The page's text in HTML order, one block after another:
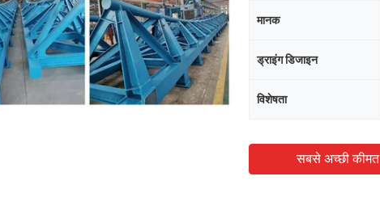
मानक
ड्राइंग डिजाइन
विशेषता
सबसे अच्छी कीमत